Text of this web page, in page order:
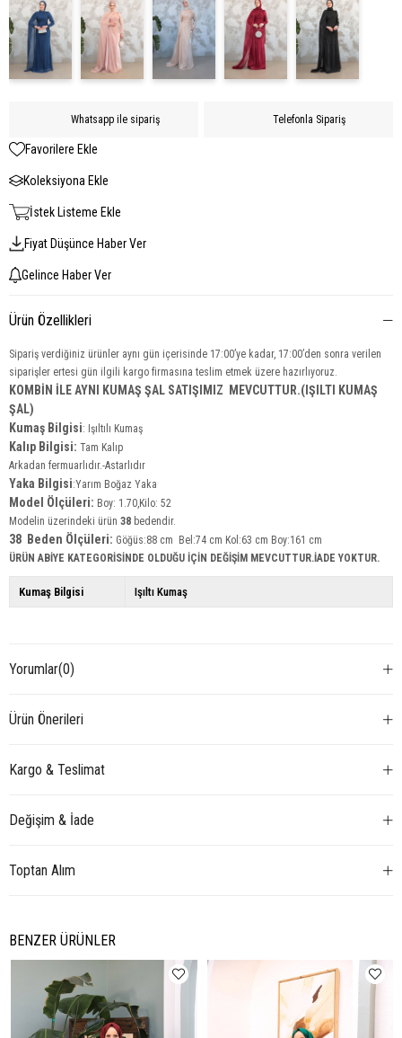
Whatsapp ile sipariş Telefonla Sipariş
Favorilere Ekle
Koleksiyona Ekle
İstek Listeme Ekle
Fiyat Düşünce Haber Ver
Gelince Haber Ver
Ürün Özellikleri
Sipariş verdiğiniz ürünler aynı gün içerisinde 17:00’ye kadar, 17:00’den sonra verilen
siparişler ertesi gün ilgili kargo firmasına teslim etmek üzere hazırlıyoruz.
KOMBİN İLE AYNI KUMAŞ ŞAL SATIŞIMIZ MEVCUTTUR.(IŞILTI KUMAŞ
ŞAL)
Kumaş Bilgisi: Işıltılı Kumaş
Kalıp Bilgisi: Tam Kalıp
Arkadan fermuarlıdır.-Astarlıdır
Yaka Bilgisi:Yarım Boğaz Yaka
Model Ölçüleri: Boy: 1.70,Kilo: 52
Modelin üzerindeki ürün 38 bedendir.
38 Beden Ölçüleri: Göğüs:88 cm Bel:74 cm Kol:63 cm Boy:161 cm
ÜRÜN ABİYE KATEGORİSİNDE OLDUĞU İÇİN DEĞİŞİM MEVCUTTUR.İADE YOKTUR.
Kumaş Bilgisi Işıltı Kumaş
Yorumlar(0)
Ürün Önerileri
Kargo & Teslimat
Değişim & İade
Toptan Alım
BENZER ÜRÜNLER